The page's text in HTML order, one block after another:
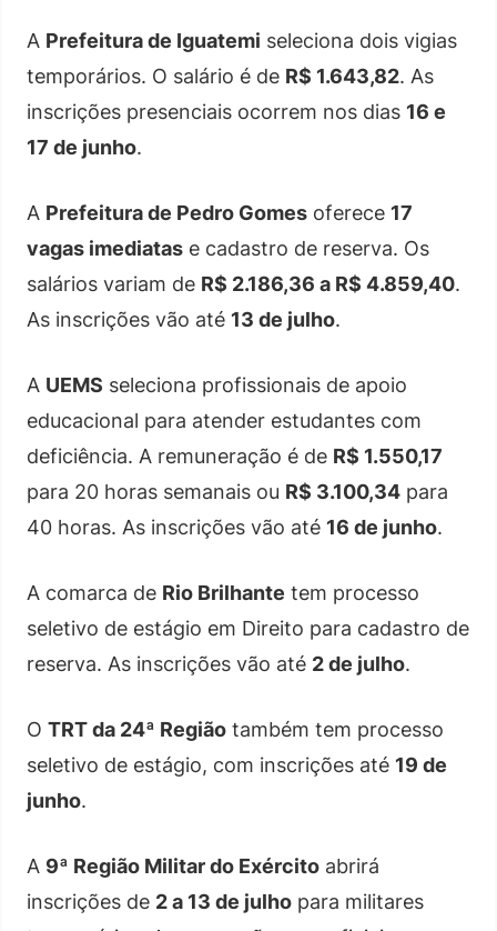
A Prefeitura de Iguatemi seleciona dois vigias
temporários. O salário é de R$ 1.643,82. As
inscrições presenciais ocorrem nos dias 16 e
17 de junho.
A Prefeitura de Pedro Gomes oferece 17
vagas imediatas e cadastro de reserva. Os
salários variam de R$ 2.186,36 a R$ 4.859,40.
As inscrições vão até 13 de julho.
A UEMS seleciona profissionais de apoio
educacional para atender estudantes com
deficiência. A remuneração é de R$ 1.550,17
para 20 horas semanais ou R$ 3.100,34 para
40 horas. As inscrições vão até 16 de junho.
A comarca de Rio Brilhante tem processo
seletivo de estágio em Direito para cadastro de
reserva. As inscrições vão até 2 de julho.
O TRT da 24ª Região também tem processo
seletivo de estágio, com inscrições até 19 de
junho.
A 9ª Região Militar do Exército abrirá
inscrições de 2 a 13 de julho para militares